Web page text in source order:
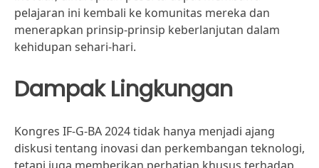
pelajaran ini kembali ke komunitas mereka dan
menerapkan prinsip-prinsip keberlanjutan dalam
kehidupan sehari-hari.
Dampak Lingkungan
Kongres IF-G-BA 2024 tidak hanya menjadi ajang
diskusi tentang inovasi dan perkembangan teknologi,